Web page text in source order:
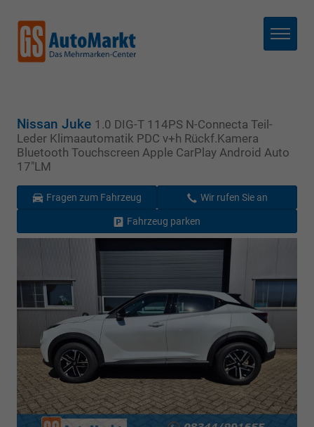
Menü
Nissan Juke 1.0 DIG-T 114PS N-Connecta Teil-
Leder Klimaautomatik PDC v+h Rückf.Kamera
Bluetooth Touchscreen Apple CarPlay Android Auto
17"LM
Fragen zum Fahrzeug Wir rufen Sie an
Fahrzeug parken